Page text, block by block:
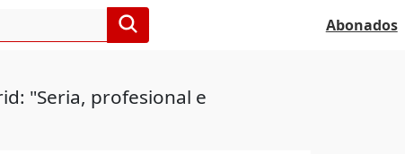
Abonados
"Seria, profesional e